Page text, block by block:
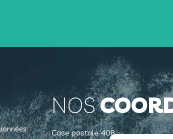
NOS
Case postale 408